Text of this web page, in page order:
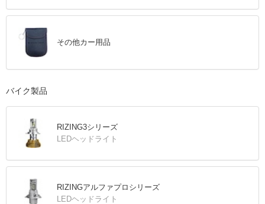
その他カー用品
バイク製品
RIZING3シリーズ
LEDヘッドライト
RIZINGアルファプロシリーズ
LEDヘッドライト